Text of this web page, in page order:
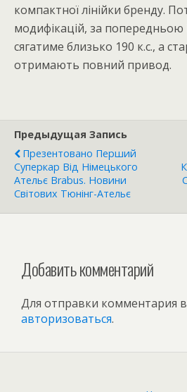
компактної лінійки бренду.
модифікацій, за попередньою
сягатиме близько 190 к.с., а
отримають повний привод.
Предыдущая Запись
Презентовано Перший
Суперкар Від Німецького
Ательє Brabus. Новини
Світових Тюнінг-Ательє
Добавить комментарий
Для отправки комментария
авторизоваться.